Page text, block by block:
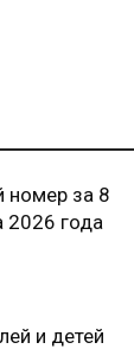
номер за 8
2026 года
и детей